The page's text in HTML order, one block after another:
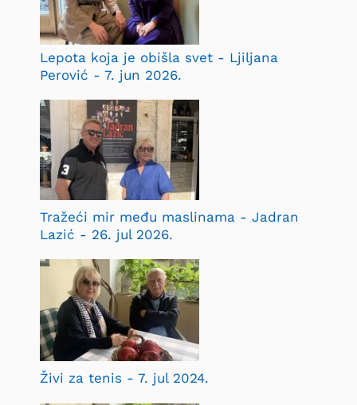
Lepota koja je obišla svet - Ljiljana
Perović - 7. jun 2026.
Tražeći mir među maslinama - Jadran
Lazić - 26. jul 2026.
Živi za tenis - 7. jul 2024.